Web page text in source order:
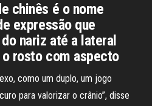
chinês é o nome
expressão que
nariz até a lateral
rosto com aspecto
como um duplo, um jogo
para valorizar o crânio”, disse